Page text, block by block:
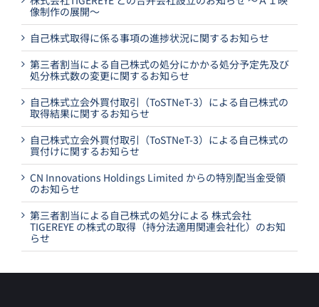
像制作の展開～
自己株式取得に係る事項の進捗状況に関するお知らせ
第三者割当による自己株式の処分にかかる処分予定先及び
処分株式数の変更に関するお知らせ
自己株式立会外買付取引（ToSTNeT-3）による自己株式の
取得結果に関するお知らせ
自己株式立会外買付取引（ToSTNeT-3）による自己株式の
買付けに関するお知らせ
CN Innovations Holdings Limited からの特別配当金受領
のお知らせ
第三者割当による自己株式の処分による 株式会社
TIGEREYE の株式の取得（持分法適用関連会社化）のお知
らせ